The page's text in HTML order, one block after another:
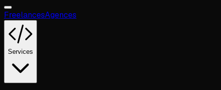
FreelancesAgences
Services